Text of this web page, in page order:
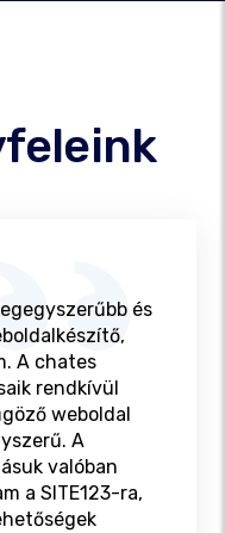
és
A chates
rendkívül
weboldal
A
valóban
a SITE123-ra,